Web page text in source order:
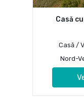
Casă
Casă /
Nord-